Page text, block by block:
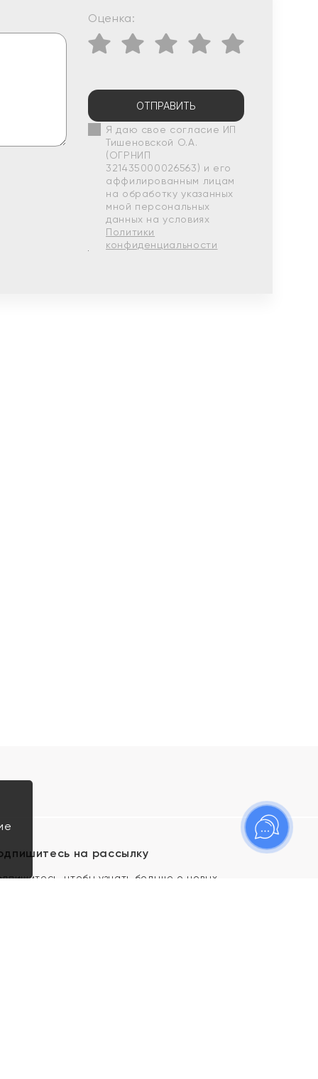
Оценка:
ОТПРАВИТЬ
Я даю свое согласие ИП
Тишеновской О.А.
(ОГРНИП
321435000026563) и его
аффилированным лицам
на обработку указанных
мной персональных
данных на условиях
Политики
конфиденциальности
на рассылку
чтобы узнать больше о новых